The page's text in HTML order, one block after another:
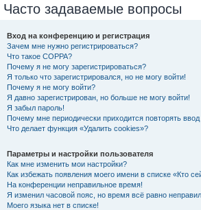
Часто задаваемые вопросы
Вход на конференцию и регистрация
Зачем мне нужно регистрироваться?
Что такое COPPA?
Почему я не могу зарегистрироваться?
Я только что зарегистрировался, но не могу войти!
Почему я не могу войти?
Я давно зарегистрирован, но больше не могу войти!
Я забыл пароль!
Почему мне периодически приходится повторять
Что делает функция «Удалить cookies»?
Параметры и настройки пользователя
Как мне изменить мои настройки?
Как избежать появления моего имени в списке «Кто
На конференции неправильное время!
Я изменил часовой пояс, но время всё равно
Моего языка нет в списке!